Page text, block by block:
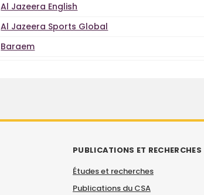
Al Jazeera English
Al Jazeera Sports Global
Baraem
PUBLICATIONS ET RECHERCHES
Études et recherches
Publications du CSA